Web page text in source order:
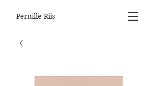
Pernille Riis